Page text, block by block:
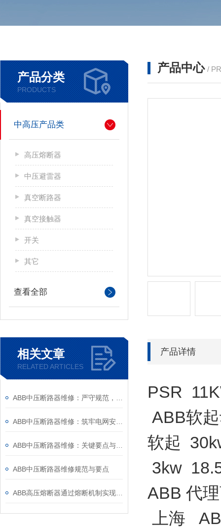
产品分类
PRODUCTS
中高压产品类
高压熔断器
中压避雷器
真空断路器
真空接触器
开关
其它
查看全部
相关文章
RELATED ARTICLES
ABB中压断路器维修规范与要点
产品中心 /
产品详情
PSR
ABB软
软起
3kw
ABB 代
上海